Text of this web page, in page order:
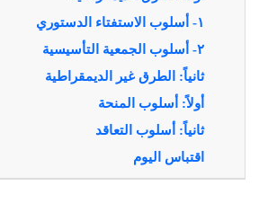
١- أسلوب الاستفتاء الدستوري
٢- أسلوب الجمعية التأسيسية
ثانياً: الطرق غير الديمقراطية
أولاً: أسلوب المنحة
ثانياً: أسلوب التعاقد
اقتباس اليوم